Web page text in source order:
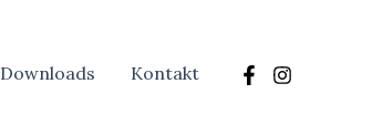
Downloads Kontakt